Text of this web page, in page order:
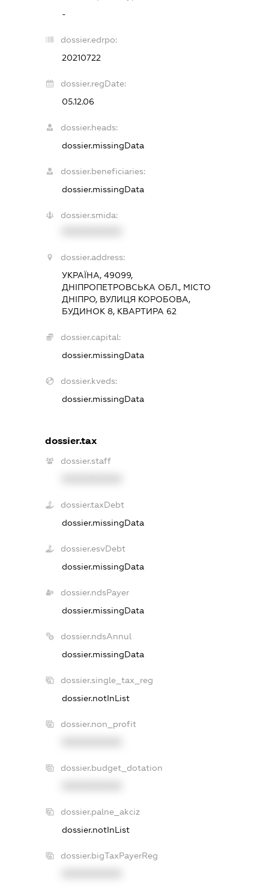
-
dossier.edrpo:
20210722
dossier.regDate:
05.12.06
dossier.heads:
dossier.missingData
dossier.beneficiaries:
dossier.missingData
dossier.smida:
dossier.address:
УКРАЇНА, 49099,
ДНІПРОПЕТРОВСЬКА ОБЛ., МІСТО
ДНІПРО, ВУЛИЦЯ КОРОБОВА,
БУДИНОК 8, КВАРТИРА 62
dossier.capital:
dossier.missingData
dossier.kveds:
dossier.missingData
dossier.tax
dossier.staff
dossier.taxDebt
dossier.missingData
dossier.esvDebt
dossier.missingData
dossier.ndsPayer
dossier.missingData
dossier.ndsAnnul
dossier.missingData
dossier.single_tax_reg
dossier.notInList
dossier.non_profit
dossier.budget_dotation
dossier.palne_akciz
dossier.notInList
dossier.bigTaxPayerReg